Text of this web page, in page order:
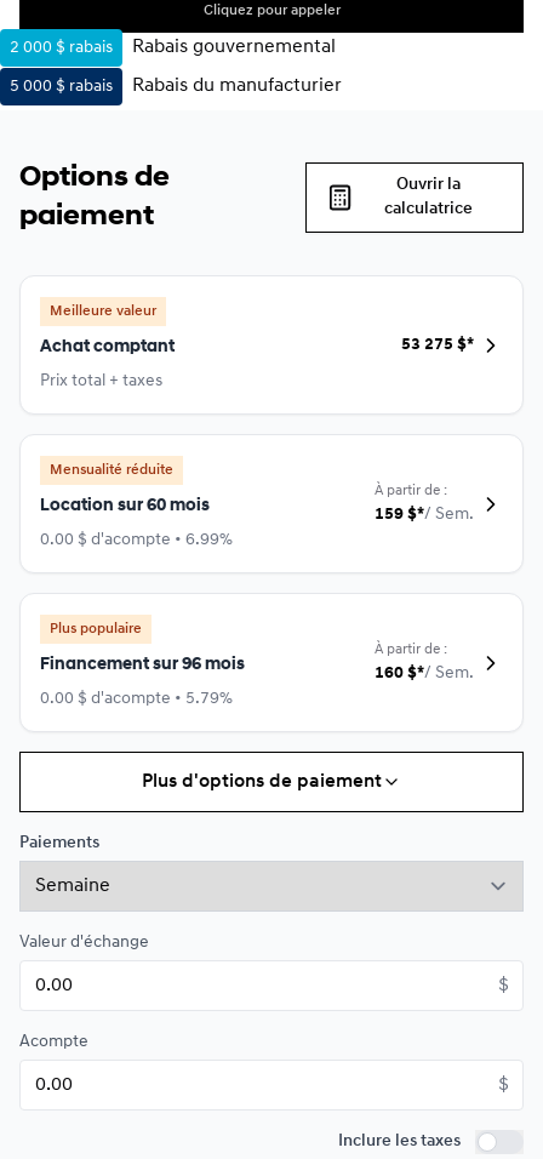
Cliquez pour appeler
2 000 $ rabais Rabais gouvernemental
5 000 $ rabais Rabais du manufacturier
Options de
paiement
Ouvrir la
calculatrice
Meilleure valeur
Achat comptant
Prix total + taxes
53 275 $*
Mensualité réduite
Location sur 60 mois
0.00 $ d'acompte • 6.99%
À partir de :
159 $*/ Sem.
Plus populaire
Financement sur 96 mois
0.00 $ d'acompte • 5.79%
À partir de :
160 $*/ Sem.
Financement sur 84 mois
0.00 $ d'acompte • 5.49%
À partir de :
Financement sur 72 mois
Financement sur 72 mois
235$ */Sem.
Plus d'options de paiement
Paiements
Valeur d'échange
$
Acompte
$
Inclure les taxes
Inclure